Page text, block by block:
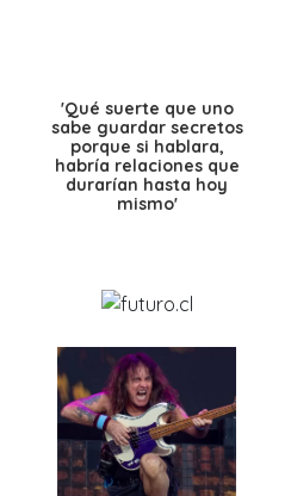
'Qué suerte que uno
sabe guardar secretos
porque si hablara,
habría relaciones que
durarían hasta hoy
mismo'